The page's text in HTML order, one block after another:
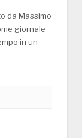
da Massimo
giornale
in un